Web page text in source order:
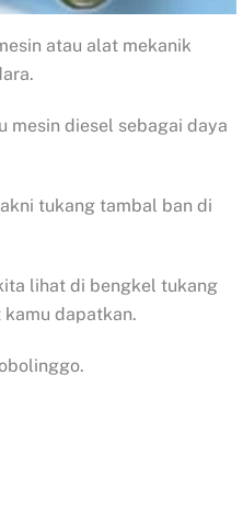
atau alat mekanik
mesin diesel sebagai daya
tukang tambal ban di
lihat di bengkel tukang
dapatkan.